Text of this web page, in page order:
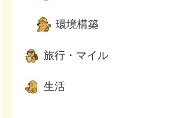
環境構築
旅行・マイル
生活